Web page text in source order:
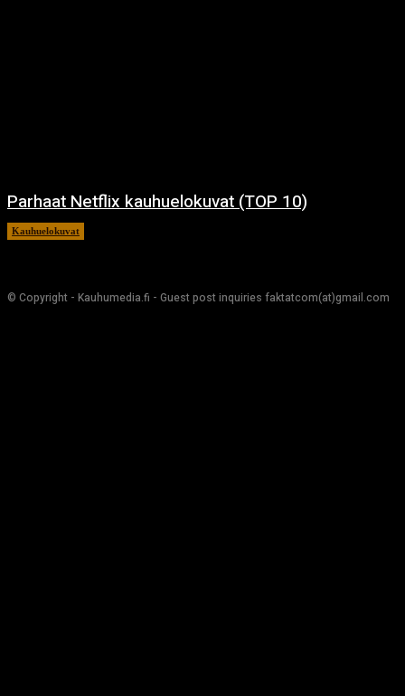
Parhaat Netflix kauhuelokuvat (TOP 10)
Kauhuelokuvat
© Copyright - Kauhumedia.fi - Guest post inquiries faktatcom(at)gmail.com